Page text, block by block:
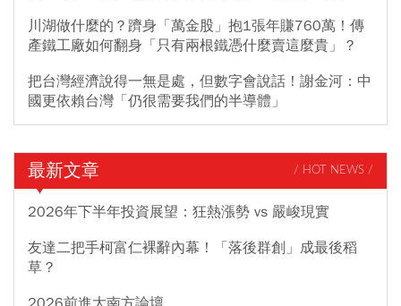
川湖做什麼的？躋身「萬金股」抱1張年賺760萬！傳
產鐵工廠如何翻身「只有兩根鐵憑什麼賣這麼貴」？
把台灣經濟說得一無是處，但數字會說話！謝金河：中
國更依賴台灣「仍很需要我們的半導體」
最新文章 / HOT NEWS /
2026年下半年投資展望：狂熱漲勢 vs 嚴峻現實
友達二把手柯富仁裸辭內幕！「落後群創」成最後稻
草？